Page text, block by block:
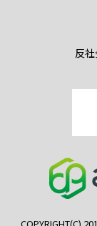
反
COPYRIGHT(C)